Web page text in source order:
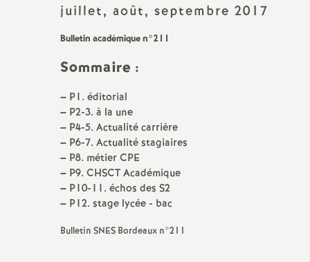
juillet, août, septembre 2017
Bulletin académique n°211
Sommaire :
– P1. éditorial
– P2-3. à la une
– P4-5. Actualité carrière
– P6-7. Actualité stagiaires
– P8. métier CPE
– P9. CHSCT Académique
– P10-11. échos des S2
– P12. stage lycée - bac
Bulletin SNES Bordeaux n°211